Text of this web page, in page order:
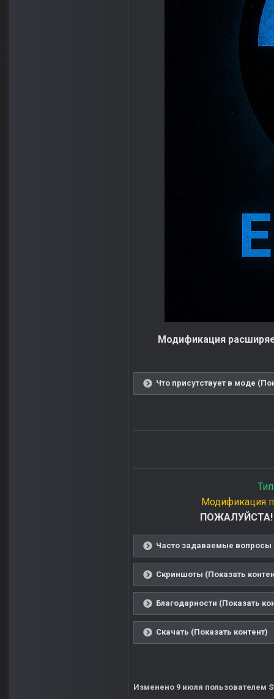
Модификация
Что присутствует в моде
Модификация
ПОЖАЛУЙСТА!
Часто задаваемые вопросы
Скриншоты (Показать
Благодарности (Показать
Скачать (Показать контент)
Изменено 9 июля пользователем